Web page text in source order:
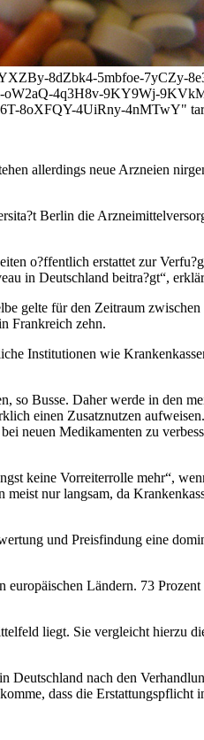
8dZbk4-5mbfoe-7yCZy-
4q3H8v-9KY9Wj-
8oXFQY-4UiRny-4nMTwY"
allerdings neue Arzneien
Berlin die
o?ffentlich erstattet zur
in Deutschland beitra?gt“,
gelte für den Zeitraum
Frankreich zehn.
Institutionen wie
Busse. Daher werde in den
einen Zusatznutzen
neuen Medikamenten zu
keine Vorreiterrolle mehr“,
nur langsam, da
und Preisfindung eine
Ländern. 73
liegt. Sie vergleicht hierzu
Deutschland nach den
dass die Erstattungspflicht